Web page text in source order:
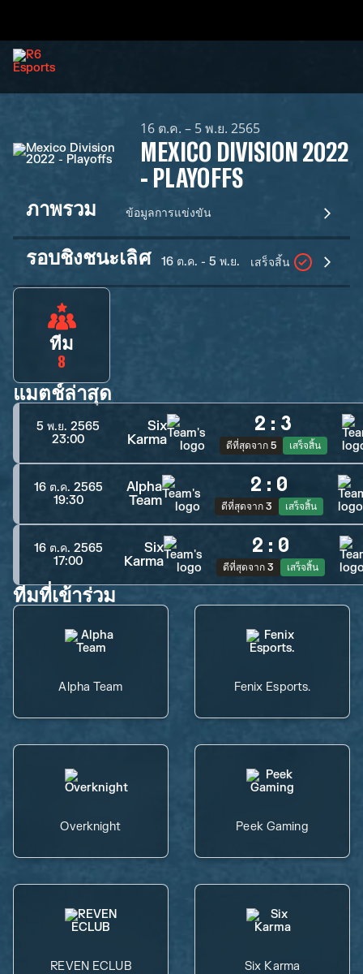
16 ต.ค. – 5 พ.ย. 2565
MEXICO DIVISION 2022
- PLAYOFFS
ภาพรวม ข้อมูลการแข่งขัน
รอบชิงชนะเลิศ 16 ต.ค. - 5 พ.ย. เสร็จสิ้น
ทีม
8
แมตช์ล่าสุด
5 พ.ย. 2565
23:00
Six
Karma
2 : 3
ดีที่สุดจาก 5 เสร็จสิ้น
16 ต.ค. 2565
19:30
Alpha
Team
2 : 0
ดีที่สุดจาก 3 เสร็จสิ้น
16 ต.ค. 2565
17:00
Six
Karma
2 : 0
ดีที่สุดจาก 3 เสร็จสิ้น
ทีมที่เข้าร่วม
Alpha Team Fenix Esports.
Overknight Peek Gaming
REVEN ECLUB Six Karma